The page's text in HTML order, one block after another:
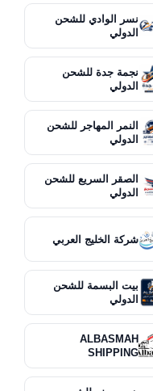
نسر الوادي للشحن
الدولي
نجمة جدة للشحن
الدولي
النمر المهاجر للشحن
الدولي
الصقر السريع للشحن
الدولي
شركة الخليج العربي
بيت البسمة للشحن
الدولي
ALBASMAH
SHIPPING